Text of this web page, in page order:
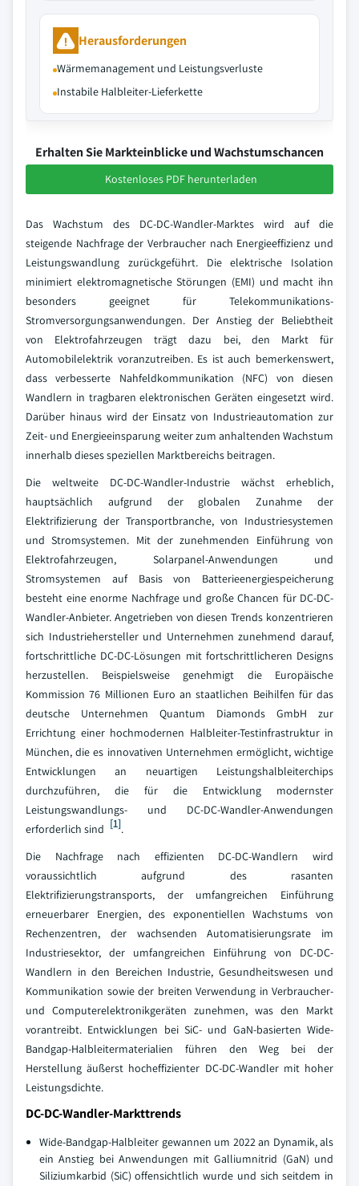
Herausforderungen
Wärmemanagement und Leistungsverluste
Instabile Halbleiter-Lieferkette
Erhalten Sie Markteinblicke und Wachstumschancen
Kostenloses PDF herunterladen
Das Wachstum des DC-DC-Wandler-Marktes wird auf die
steigende Nachfrage der Verbraucher nach Energieeffizienz und
Leistungswandlung zurückgeführt. Die elektrische Isolation
minimiert elektromagnetische Störungen (EMI) und macht ihn
besonders geeignet für Telekommunikations-
Stromversorgungsanwendungen. Der Anstieg der Beliebtheit
von Elektrofahrzeugen trägt dazu bei, den Markt für
Automobilelektrik voranzutreiben. Es ist auch bemerkenswert,
dass verbesserte Nahfeldkommunikation (NFC) von diesen
Wandlern in tragbaren elektronischen Geräten eingesetzt wird.
Darüber hinaus wird der Einsatz von Industrieautomation zur
Zeit- und Energieeinsparung weiter zum anhaltenden Wachstum
innerhalb dieses speziellen Marktbereichs beitragen.
Die weltweite DC-DC-Wandler-Industrie wächst erheblich,
hauptsächlich aufgrund der globalen Zunahme der
Elektrifizierung der Transportbranche, von Industriesystemen
und Stromsystemen. Mit der zunehmenden Einführung von
Elektrofahrzeugen, Solarpanel-Anwendungen und
Stromsystemen auf Basis von Batterieenergiespeicherung
besteht eine enorme Nachfrage und große Chancen für DC-DC-
Wandler-Anbieter. Angetrieben von diesen Trends konzentrieren
sich Industriehersteller und Unternehmen zunehmend darauf,
fortschrittliche DC-DC-Lösungen mit fortschrittlicheren Designs
herzustellen. Beispielsweise genehmigt die Europäische
Kommission 76 Millionen Euro an staatlichen Beihilfen für das
deutsche Unternehmen Quantum Diamonds GmbH zur
Errichtung einer hochmodernen Halbleiter-Testinfrastruktur in
München, die es innovativen Unternehmen ermöglicht, wichtige
Entwicklungen an neuartigen Leistungshalbleiterchips
durchzuführen, die für die Entwicklung modernster
Leistungswandlungs- und DC-DC-Wandler-Anwendungen
erforderlich sind [1].
Die Nachfrage nach effizienten DC-DC-Wandlern wird
voraussichtlich aufgrund des rasanten
Elektrifizierungstransports, der umfangreichen Einführung
erneuerbarer Energien, des exponentiellen Wachstums von
Rechenzentren, der wachsenden Automatisierungsrate im
Industriesektor, der umfangreichen Einführung von DC-DC-
Wandlern in den Bereichen Industrie, Gesundheitswesen und
Kommunikation sowie der breiten Verwendung in Verbraucher-
und Computerelektronikgeräten zunehmen, was den Markt
vorantreibt. Entwicklungen bei SiC- und GaN-basierten Wide-
Bandgap-Halbleitermaterialien führen den Weg bei der
Herstellung äußerst hocheffizienter DC-DC-Wandler mit hoher
Leistungsdichte.
DC-DC-Wandler-Markttrends
Wide-Bandgap-Halbleiter gewannen um 2022 an Dynamik, als
ein Anstieg bei Anwendungen mit Galliumnitrid (GaN) und
Siliziumkarbid (SiC) offensichtlich wurde und sich seitdem in